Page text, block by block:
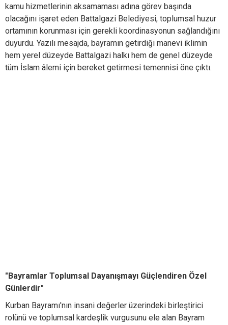
kamu hizmetlerinin aksamaması adına görev başında
olacağını işaret eden Battalgazi Belediyesi, toplumsal huzur
ortamının korunması için gerekli koordinasyonun sağlandığını
duyurdu. Yazılı mesajda, bayramın getirdiği manevi iklimin
hem yerel düzeyde Battalgazi halkı hem de genel düzeyde
tüm İslam âlemi için bereket getirmesi temennisi öne çıktı.
"Bayramlar Toplumsal Dayanışmayı Güçlendiren Özel
Günlerdir"
Kurban Bayramı'nın insani değerler üzerindeki birleştirici
rolünü ve toplumsal kardeşlik vurgusunu ele alan Bayram